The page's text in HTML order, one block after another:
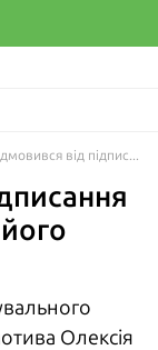
Олексія